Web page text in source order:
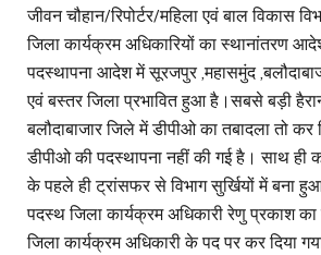
जीवन चौहान/रिपोर्टर/महिला एवं बाल विकास
जिला कार्यक्रम अधिकारियों का स्थानांतरण
पदस्थापना आदेश में सूरजपुर ,महासमुंद
एवं बस्तर जिला प्रभावित हुआ है।सबसे बड़ी
बलौदाबाजार जिले में डीपीओ का तबादला तो कर
डीपीओ की पदस्थापना नहीं की गई है। साथ ही
के पहले ही ट्रांसफर से विभाग सुर्खियों में बना
पदस्थ जिला कार्यक्रम अधिकारी रेणु प्रकाश का
जिला कार्यक्रम अधिकारी के पद पर कर दिया